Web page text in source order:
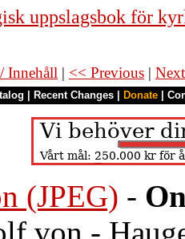
uppslagsbok för
Innehåll | << Previous |
Recent Changes Donate
(JPEG) -